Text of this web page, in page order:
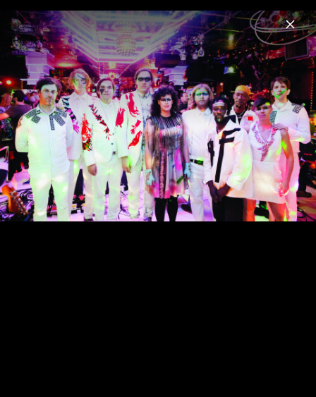
Menu
Arcade Fire
Home News Musik Videos Fotos
Here Comes The Night Time